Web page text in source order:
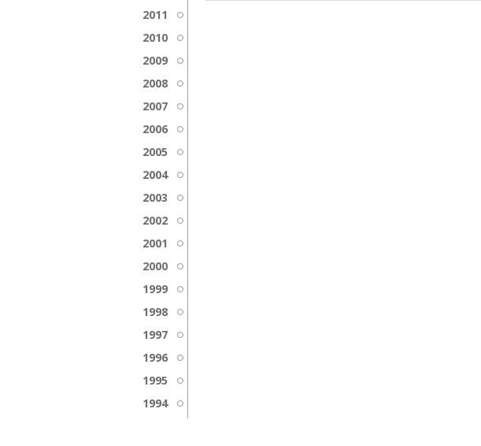
2011
2010
2009
2008
2007
2006
2005
2004
2003
2002
2001
2000
1999
1998
1997
1996
1995
1994